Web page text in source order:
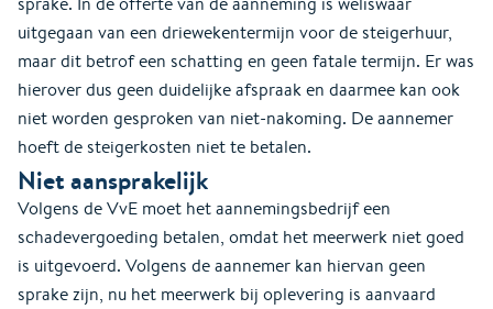
uitgegaan van een driewekentermijn voor de steigerhuur,
maar dit betrof een schatting en geen fatale termijn. Er was
hierover dus geen duidelijke afspraak en daarmee kan ook
niet worden gesproken van niet-nakoming. De aannemer
hoeft de steigerkosten niet te betalen.
Niet aansprakelijk
Volgens de VvE moet het aannemingsbedrijf een
schadevergoeding betalen, omdat het meerwerk niet goed
is uitgevoerd. Volgens de aannemer kan hiervan geen
sprake zijn, nu het meerwerk bij oplevering is aanvaard